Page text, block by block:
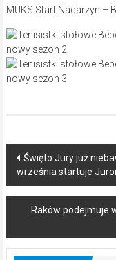
MUKS Start Nadarzyn –
Post
navigation
Święto Jury już
września startuje
Raków podejmuje